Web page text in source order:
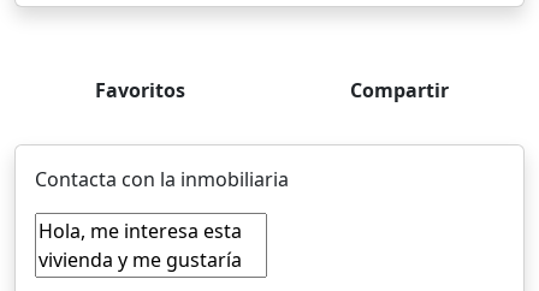
Favoritos Compartir
Contacta con la inmobiliaria